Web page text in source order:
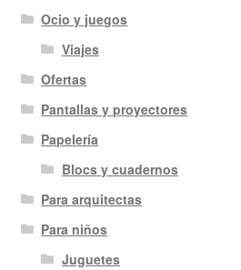
Ocio y juegos
Viajes
Ofertas
Pantallas y proyectores
Papelería
Blocs y cuadernos
Para arquitectas
Para niños
Juguetes